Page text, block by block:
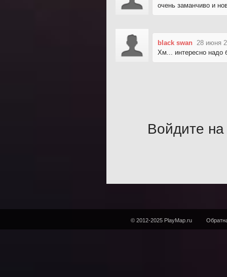
очень заманчиво и
black swan 28 июня
Хм... интересно надо
Войдите на
© 2012-2025 PlayMap.ru